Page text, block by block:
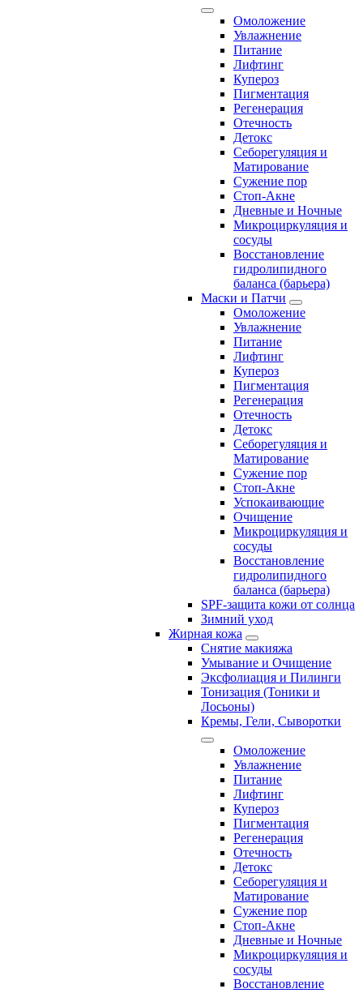
Омоложение
Увлажнение
Питание
Лифтинг
Купероз
Пигментация
Регенерация
Отечность
Детокс
Себорегуляция и
Матирование
Сужение пор
Стоп-Акне
Дневные и Ночные
Микроциркуляция и
сосуды
Восстановление
гидролипидного
баланса (барьера)
Маски и Патчи
Омоложение
Увлажнение
Питание
Лифтинг
Купероз
Пигментация
Регенерация
Отечность
Детокс
Себорегуляция и
Матирование
Сужение пор
Стоп-Акне
Успокаивающие
Очищение
Микроциркуляция и
сосуды
Восстановление
гидролипидного
баланса (барьера)
SPF-защита кожи от солнца
Зимний уход
Жирная кожа
Снятие макияжа
Умывание и Очищение
Эксфолиация и Пилинги
Тонизация (Тоники и
Лосьоны)
Кремы, Гели, Сыворотки
Омоложение
Увлажнение
Питание
Лифтинг
Купероз
Пигментация
Регенерация
Отечность
Детокс
Себорегуляция и
Матирование
Сужение пор
Стоп-Акне
Дневные и Ночные
Микроциркуляция и
сосуды
Восстановление